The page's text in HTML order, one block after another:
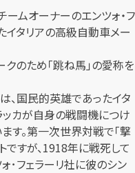
ームオーナーのエンツォ・フ
イタリアの高級自動車メー
のため「跳ね馬」の愛称を
、国民的英雄であったイタ
ッカが自身の戦闘機につけ
す。第一次世界対戦で「撃
ですが、1918年に戦死して
･フェラーリ社に彼のシン